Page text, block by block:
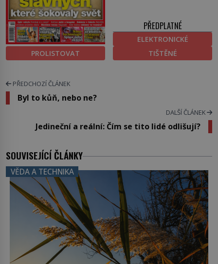
PROLISTOVAT
PŘEDPLATNÉ
ELEKTRONICKÉ
TIŠTĚNÉ
PŘEDCHOZÍ ČLÁNEK
Byl to kůň, nebo ne?
DALŠÍ ČLÁNEK
Jedineční a reální: Čím se tito lidé odlišují?
SOUVISEJÍCÍ ČLÁNKY
VĚDA A TECHNIKA